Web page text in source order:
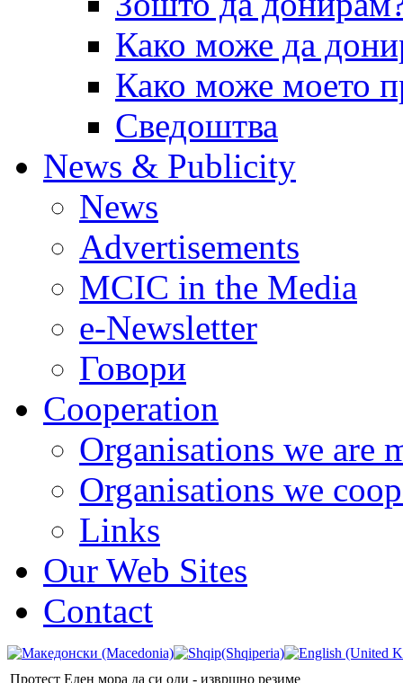
Како може да
Како може моето
Сведоштва
News & Publicity
News
Advertisements
MCIC in the Media
e-Newsletter
Говори
Cooperation
Organisations we are
Organisations we
Links
Our Web Sites
Contact
Протест Еден мора да си оди - извршно резиме